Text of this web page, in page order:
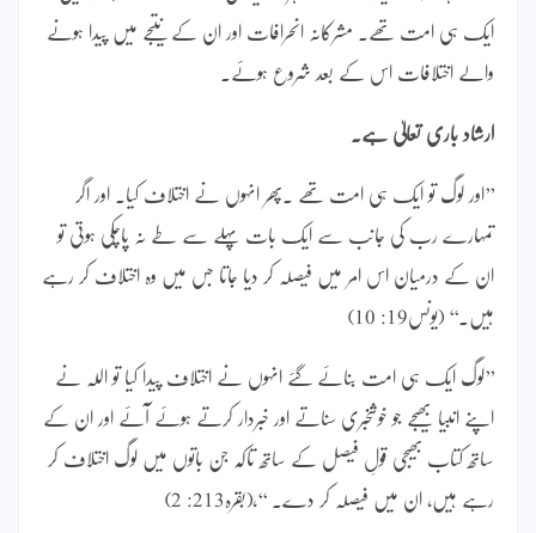
ایک ہی امت تھے۔ مشرکانہ انحرافات اور ان کے نتیجے میں پیدا ہونے
والے اختلافات اس کے بعد شروع ہوئے۔
ارشاد باری تعالیٰ ہے۔
’’اور لوگ تو ایک ہی امت تھے ۔پھر انہوں نے اختلاف کیا۔ اور اگر
تمہارے رب کی جانب سے ایک بات پہلے سے طے نہ پاچکی ہوتی تو
ان کے درمیان اس امر میں فیصلہ کر دیا جاتا جس میں وہ اختلاف کر رہے
ہیں۔‘‘ (یونس19: 10)
’’لوگ ایک ہی امت بنائے گئے انہوں نے اختلاف پیدا کیا تو اللہ نے
اپنے انبیا بھیجے جو خوشخبری سناتے اور خبردار کرتے ہوئے آئے اور ان کے
ساتھ کتاب بھیجی قولِ فیصل کے ساتھ تاکہ جن باتوں میں لوگ اختلاف کر
رہے ہیں، ان میں فیصلہ کر دے۔ ‘‘،(بقرہ213: 2)